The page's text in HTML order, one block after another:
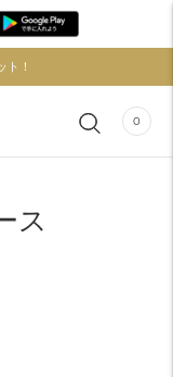
ト！
0
ス